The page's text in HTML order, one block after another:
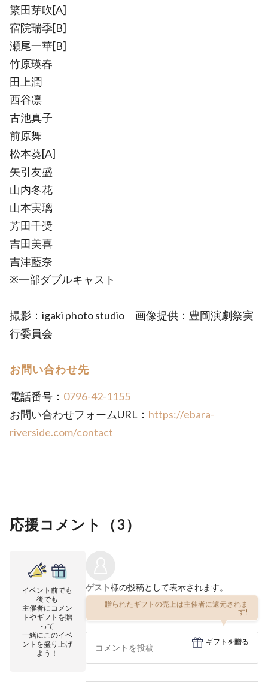
繁田芽吹[A]
宿院瑞季[B]
瀬尾一華[B]
竹原瑛春
田上潤
西谷凛
古池真子
前原舞
松本葵[A]
矢引友盛
山内冬花
山本実璃
芳田千奨
吉田美喜
吉津藍奈
※一部ダブルキャスト
撮影：igaki photo studio 画像提供：豊岡演劇祭実
行委員会
お問い合わせ先
電話番号： 0796-42-1155
お問い合わせフォームURL： https://ebara-
riverside.com/contact
応援コメント（3）
イベント前でも
後でも
主催者にコメン
トやギフトを贈
って
一緒にこのイベ
ントを盛り上げ
よう！
ゲスト様の投稿として表示されます。
贈られたギフトの売上は主催者に還元されま
す!
ギフトを贈る